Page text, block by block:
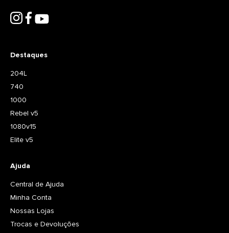
Destaques
204L
740
1000
Rebel v5
1080v15
Elite v5
Ajuda
Central de Ajuda
Minha Conta
Nossas Lojas
Trocas e Devoluções